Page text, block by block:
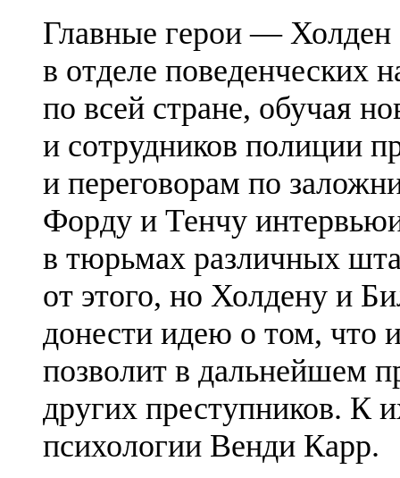
Главные герои —
в отделе поведенческих
по всей стране, обучая
и сотрудников полиции
и переговорам по
Форду и Тенчу
в тюрьмах различных
от этого, но Холдену и
донести идею о том, что
позволит в дальнейшем
других преступников. К
психологии Венди Карр.